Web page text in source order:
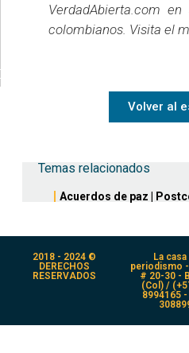
VerdadAbierta.com
colombianos. Visita el
Volver al
Temas relacionados
Acuerdos de paz |
2018 - 2024 ©
DERECHOS
RESERVADOS
La casa
periodismo -
# 20-30 -
(Col) /
8994165